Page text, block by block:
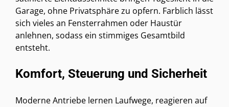
Garage, ohne Privatsphäre zu opfern. Farblich lässt
sich vieles an Fensterrahmen oder Haustür
anlehnen, sodass ein stimmiges Gesamtbild
entsteht.
Komfort, Steuerung und Sicherheit
Moderne Antriebe lernen Laufwege, reagieren auf